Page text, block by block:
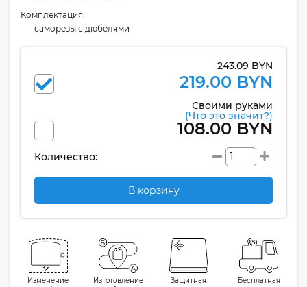
Комплектация:
cаморезы с дюбелями
243.09 BYN
219.00 BYN
Своими руками
(Что это значит?)
108.00 BYN
Количество:
В корзину
Изменение
Изготовление
Защитная
Бесплатная